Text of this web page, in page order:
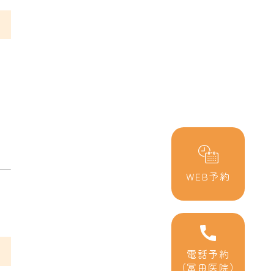
WEB予約
電話予約
（冨田医院）